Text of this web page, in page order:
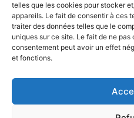
telles que les cookies pour stocker
appareils. Le fait de consentir à ces
traiter des données telles que le
uniques sur ce site. Le fait de ne pas
consentement peut avoir un effet
et fonctions.
Horaires d’ouverture au
Du 1er septembre au 30
du lundi au vendredi
Du 1er juillet au 31 août